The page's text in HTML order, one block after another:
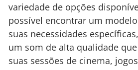
variedade de opções
possível encontrar um
suas necessidades
um som de alta qualidade
suas sessões de cinema,